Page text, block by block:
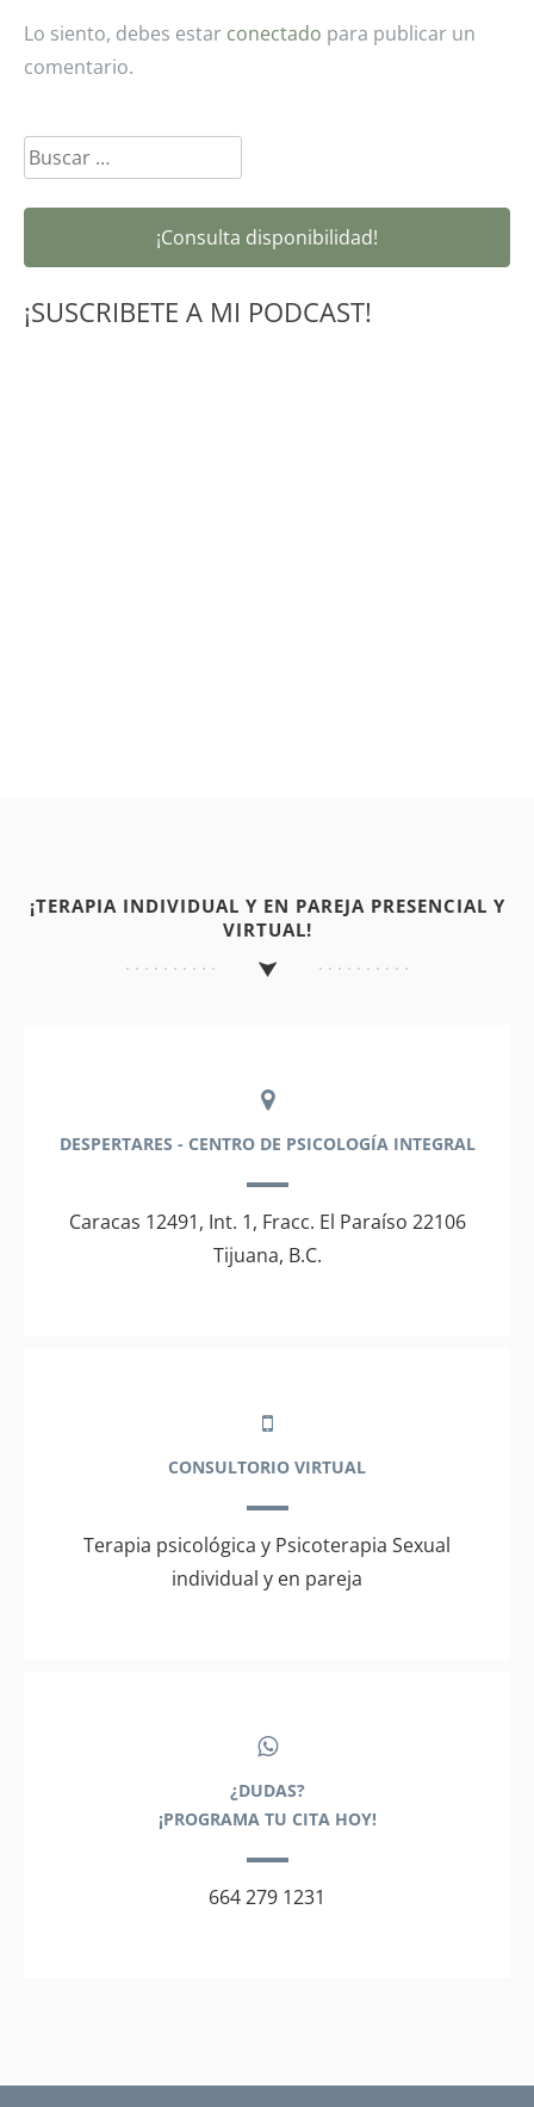
Lo siento, debes estar conectado para publicar un
comentario.
Buscar:
¡Consulta disponibilidad!
¡SUSCRIBETE A MI PODCAST!
¡TERAPIA INDIVIDUAL Y EN PAREJA PRESENCIAL Y
VIRTUAL!
DESPERTARES - CENTRO DE PSICOLOGÍA INTEGRAL
Caracas 12491, Int. 1, Fracc. El Paraíso 22106
Tijuana, B.C.
CONSULTORIO VIRTUAL
Terapia psicológica y Psicoterapia Sexual
individual y en pareja
¿DUDAS?
¡PROGRAMA TU CITA HOY!
664 279 1231